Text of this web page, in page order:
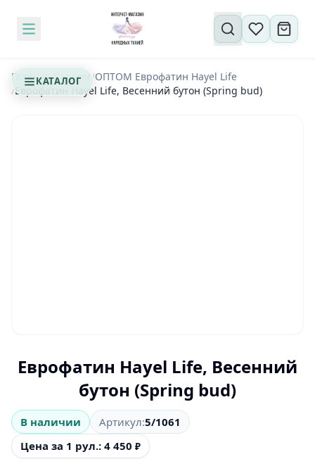
КАТАЛОГ
Поиск по сайту
Главная/Каталог/ОПТОМ Еврофатин Hayel Life
/Еврофатин Hayel Life, Весенний бутон (Spring bud)
Еврофатин Hayel Life, Весенний
бутон (Spring bud)
В наличии Артикул:5/1061
Цена за 1 рул.: 4 450 ₽